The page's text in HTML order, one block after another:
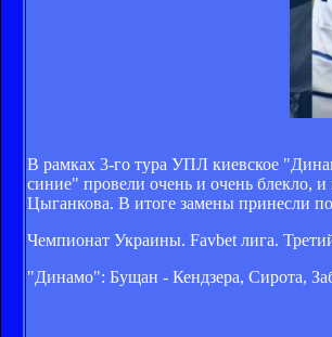
В рамках 3-го тура УПЛ киевское
синие" провели очень и очень блекло,
Цыганкова. В итоге замены принесли
Чемпионат Украины. Favbet лига.
"Динамо": Бущан - Кендзера, Сирота,
14-го января
межсезонный
испанской
Вернувшись в
после чего
пройдет в